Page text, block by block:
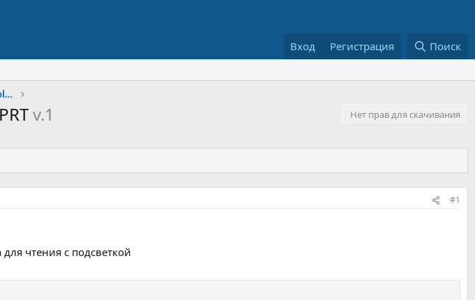
Вход Регистрация Поиск
Готовые чертежи и модели мебели в SolidWorks
v.1
Нет прав для скачивания
#1
чтения с подсветкой